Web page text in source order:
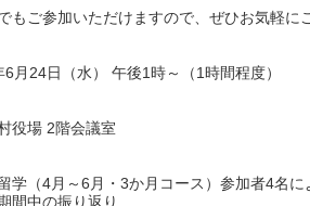
もご参加いただけますので、ぜひお気軽に
6月24日（水） 午後1時～（1時間程度）
役場 2階会議室
学（4月～6月・3か月コース）参加者4名
間中の振り返り